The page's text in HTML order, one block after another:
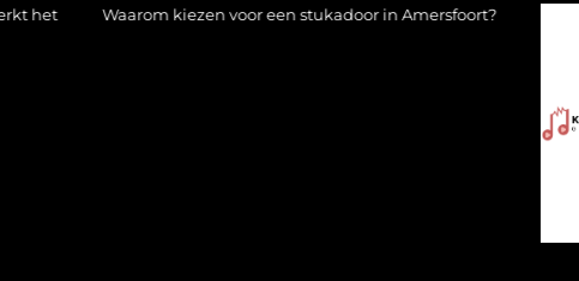
kiezen voor een stukadoor in Amersfoort?